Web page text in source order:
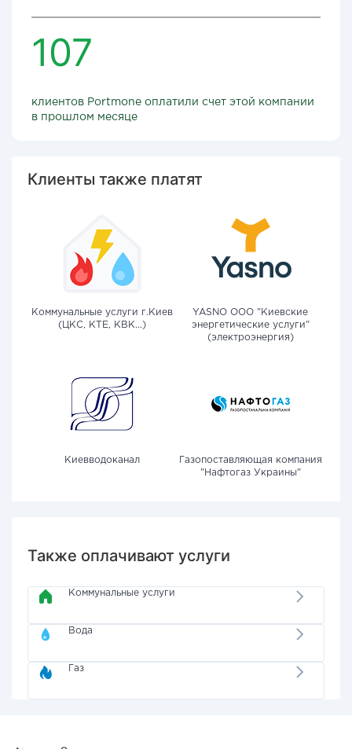
107
клиентов Portmone оплатили счет этой компании
в прошлом месяце
Клиенты также платят
Коммунальные услуги г.Киев
(ЦКС, КТЕ, КВК...)
YASNO OOO "Киевские
энергетические услуги"
(электроэнергия)
Киевводоканал
Газопоставляющая компания
"Нафтогаз Украины"
Также оплачивают услуги
Коммунальные услуги
Вода
Газ